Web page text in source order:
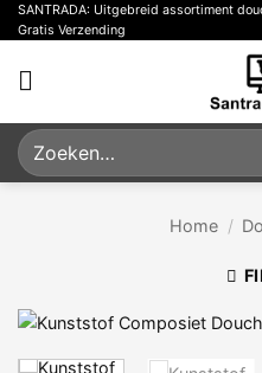
Ga
naar
inhoud
SANTRADA: Uitgebreid assortiment
Gratis Verzending
Zoeken
naar:
Home /